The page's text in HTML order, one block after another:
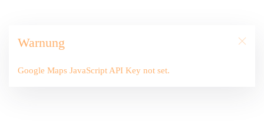
Warnung
Google Maps JavaScript API Key not set.